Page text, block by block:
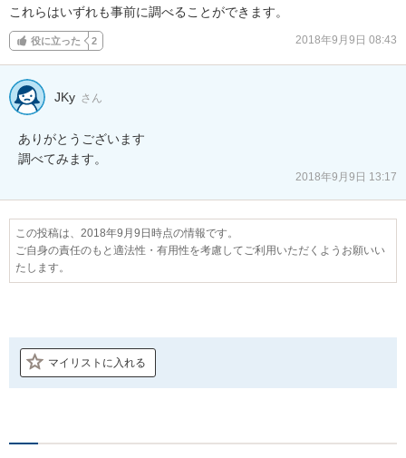
これらはいずれも事前に調べることができます。
役に立った 2 2018年9月9日 08:43
JKy さん
ありがとうございます
調べてみます。
2018年9月9日 13:17
この投稿は、2018年9月9日時点の情報です。
ご自身の責任のもと適法性・有用性を考慮してご利用いただくようお願いい
たします。
マイリストに入れる